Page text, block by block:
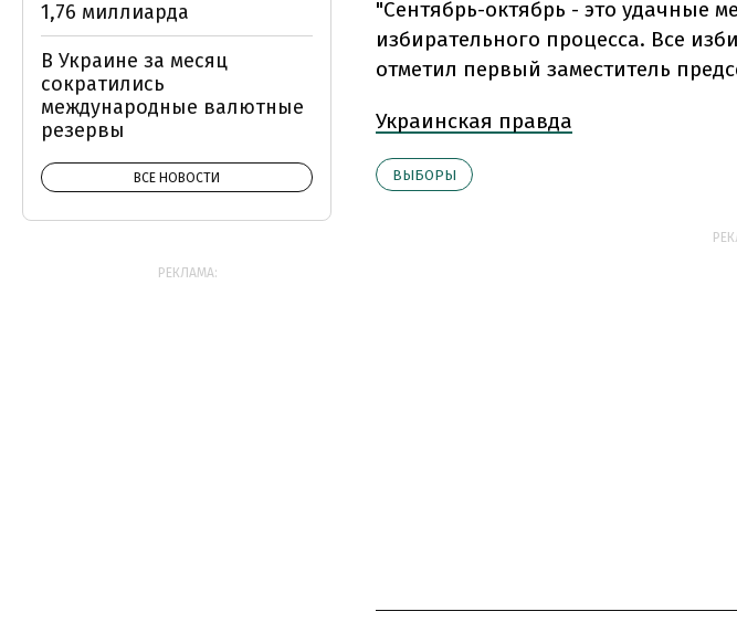
"Сентябрь-октябрь - это удачные
избирательного процесса. Все
отметил первый заместитель
Украинская правда
ВЫБОРЫ
1,76 миллиарда
В Украине за месяц
сократились
международные валютные
резервы
ВСЕ НОВОСТИ
РЕКЛАМА: